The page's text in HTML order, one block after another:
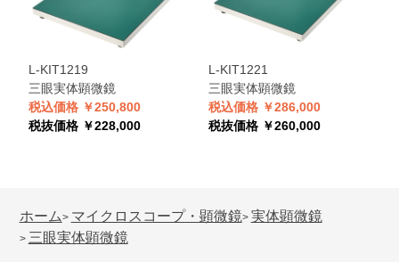
L-KIT1219
三眼実体顕微鏡
税込価格 ￥250,800
税抜価格 ￥228,000
L-KIT1221
三眼実体顕微鏡
税込価格 ￥286,000
税抜価格 ￥260,000
ホーム> マイクロスコープ・顕微鏡> 実体顕微鏡
> 三眼実体顕微鏡